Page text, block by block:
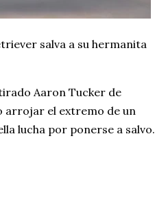
salva a su hermanita
Aaron Tucker de
arrojar el extremo de un
lucha por ponerse a salvo.